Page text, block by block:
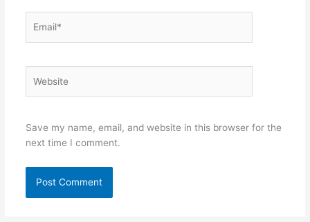
Save my name, email, and website in this browser for the
next time I comment.